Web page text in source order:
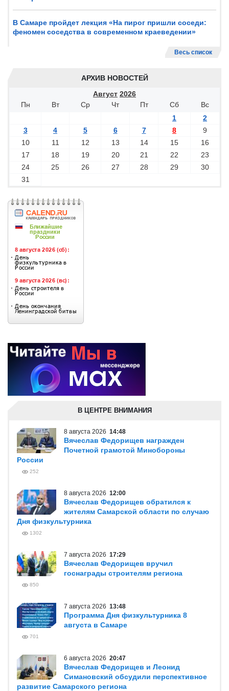
В Самаре пройдет лекция «На пирог пришли соседи:
феномен соседства в современном краеведении»
Весь список
АРХИВ НОВОСТЕЙ
Август 2026
Пн
Вт Ср Чт Пт Сб
Вс
1
2
3
4 5 6 7 8
9
10
11 12 13 14 15
16
17
18 19 20 21 22
23
24
25 26 27 28 29
30
31
В ЦЕНТРЕ ВНИМАНИЯ
8 августа 2026 14:48
Вячеслав Федорищев награжден
Почетной грамотой Минобороны
России
252
8 августа 2026 12:00
Вячеслав Федорищев обратился к
жителям Самарской области по случаю
Дня физкультурника
1302
7 августа 2026 17:29
Вячеслав Федорищев вручил
госнаграды строителям региона
850
7 августа 2026 13:48
Программа Дня физкультурника 8
августа в Самаре
701
6 августа 2026 20:47
Вячеслав Федорищев и Леонид
Симановский обсудили перспективное
развитие Самарского региона